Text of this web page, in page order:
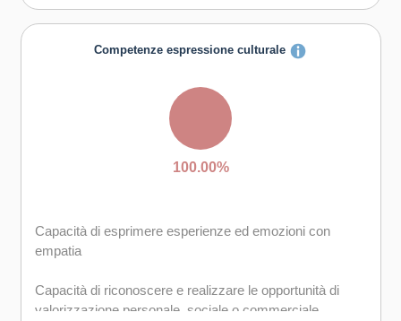
Competenze espressione culturale
100.00%
Capacità di esprimere esperienze ed emozioni con
empatia
Capacità di riconoscere e realizzare le opportunità di
valorizzazione personale, sociale o commerciale